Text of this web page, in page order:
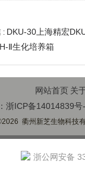
: DKU-30上海精宏
Ⅱ生化培养箱
网站首页 关
浙ICP备14014839号
衢州新芝生物科技
浙公网安备